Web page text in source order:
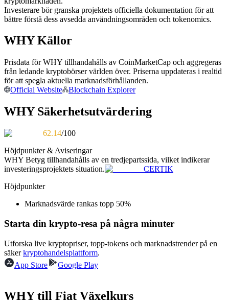
Bli en Copy Trader
Njut av vinstdelning och kopieringshandelsprovisioner
Information
Big data-analys inklusive handelsinformation, etc.
Investerare bör granska projektets officiella dokumentation för att
bättre förstå dess avsedda användningsområden och tokenomics.
WHY Källor
Prisdata för WHY tillhandahålls av CoinMarketCap och aggregeras
från ledande kryptobörser världen över. Priserna uppdateras i realtid
för att spegla aktuella marknadsförhållanden.
Official Website
Blockchain Explorer
WHY Säkerhetsutvärdering
62.14/100
Höjdpunkter & Aviseringar
WHY Betyg tillhandahålls av en tredjepartssida, vilket indikerar
investeringsprojektets situation.
CERTIK
Höjdpunkter
Marknadsvärde rankas topp 50%
Starta din krypto-resa på några minuter
Utforska live kryptopriser, topp-tokens och marknadstrender på en
säkerkryptohandelsplattform.
App Store
Google Play
WHY till Fiat Växelkurs